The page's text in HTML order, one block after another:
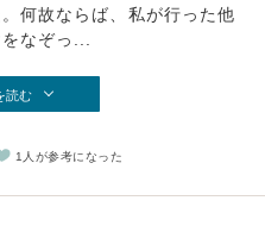
何故ならば、私が行った他
なぞっ...
読む
1人が参考になった